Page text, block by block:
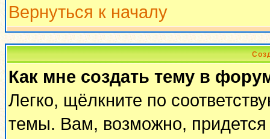
Вернуться к началу
Как мне создать тему в
Легко, щёлкните по
темы. Вам, возможно, придется